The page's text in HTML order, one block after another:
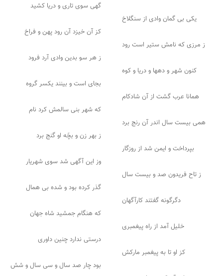
گهی سوی تاری و دریا کشید
یکی بی گمان وادی از سنگلاخ
کز آن خیزد آن رود پهن و فراخ
ز مرزی که نامش ستیر است رود
ز هر سو بدین وادی آرد فرود
کنون شهر و دهها و دریا و کوه
بجای است و بینند یکسر گروه
همانا عرب گشت از آن شادکام
که شهر بنی سالمش کرد نام
همی بیست سال اندر آن رنج برد
ز بهر زن و بچّه او گنج برد
بپرداخت و ایمن شد از روزگار
وز این آگهی شد سوی شهریار
ز تاح فریدون صد و بیست سال
گذر کرده بود و شده بی همال
دگرگونه گفتند کارآگهان
که هنگام جمشید شاه جهان
خلیل آمد از راه پیغمبری
درستی ندارد چنین داوری
کز او تا به پیغمبر مارکش
بود چار صد سال و سی سال و شش